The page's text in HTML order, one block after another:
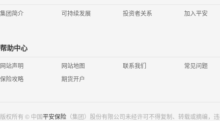
集团简介 可持续发展 投资者关系 加入平安
帮助中心
网站声明 网站地图 联系我们
常见问题
保险攻略
期货开户
版权所有 © 中国平安保险 （集团）股份有限公司未经许可不得复制、转载或摘编，